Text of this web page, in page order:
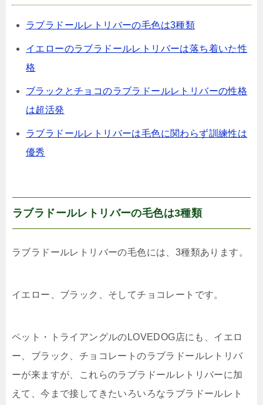
ラブラドールレトリバーの毛色は3種類
イエローのラブラドールレトリバーは落ち着いた性
格
ブラックとチョコのラブラドールレトリバーの性格
は超活発
ラブラドールレトリバーは毛色に関わらず訓練性は
優秀
ラブラドールレトリバーの毛色は3種類
ラブラドールレトリバーの毛色には、3種類あります。
イエロー、ブラック、そしてチョコレートです。
ペット・トライアングルのLOVEDOG店にも、イエロ
ー、ブラック、チョコレートのラブラドールレトリバ
ーが来ますが、これらのラブラドールレトリバーに加
えて、今まで接してきたいろいろなラブラドールレト